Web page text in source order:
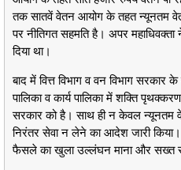
तक सातवें वेतन आयोग के तहत न्यूनतम
पर नीतिगत सहमति है। अपर
दिया था।
बाद में वित्त विभाग व वन विभाग
पालिका व कार्य पालिका में शक्ति
सरकार को है। साथ ही न केवल न्यूनतम
निरंतर सेवा न लेने का आदेश जारी किया।
फैसले का खुला उल्लंघन माना और सख्त